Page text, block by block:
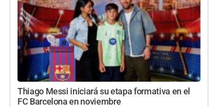
Thiago Messi iniciará su etapa formativa en el
FC Barcelona en noviembre